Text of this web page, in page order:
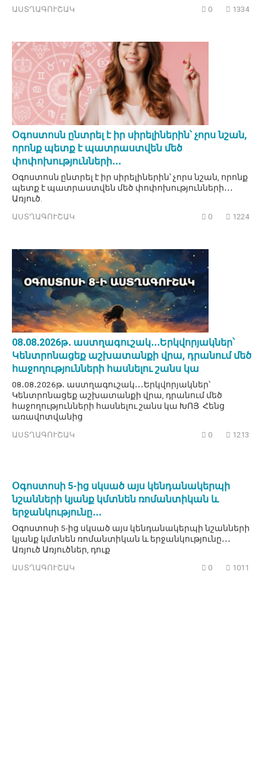
ԱՍՏՂԱԳՈՒՇԱԿ 0 1334
Օգոստոսն ընտրել է իր սիրելիներին՝ չորս նշան,
որոնք պետք է պատրաստվեն մեծ
փոփոխությունների․․․
Օգոստոսն ընտրել է իր սիրելիներին՝ չորս նշան, որոնք
պետք է պատրաստվեն մեծ փոփոխությունների․․․
Առյուծ.
ԱՍՏՂԱԳՈՒՇԱԿ 0 1224
08․08․2026թ․ աստղագուշակ․․․Երկվորյակներ՝
Կենտրոնացեք աշխատանքի վրա, դրանում մեծ
հաջողությունների հասնելու շանս կա
08․08․2026թ․ աստղագուշակ․․․Երկվորյակներ՝
Կենտրոնացեք աշխատանքի վրա, դրանում մեծ
հաջողությունների հասնելու շանս կա ԽՈՅ Հենց
առավոտվանից
ԱՍՏՂԱԳՈՒՇԱԿ 0 1213
Օգոստոսի 5-ից սկսած այս կենդանակերպի
նշանների կյանք կմտնեն ռոմանտիկան և
երջանկությունը․․․
Օգոստոսի 5-ից սկսած այս կենդանակերպի նշանների
կյանք կմտնեն ռոմանտիկան և երջանկությունը․․․
Առյուծ Առյուծներ, դուք
ԱՍՏՂԱԳՈՒՇԱԿ 0 1011